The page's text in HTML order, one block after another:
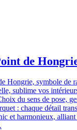
de
Hongrie, symbole de
sublime vos
du sens de pose,
: chaque détail
et harmonieux,